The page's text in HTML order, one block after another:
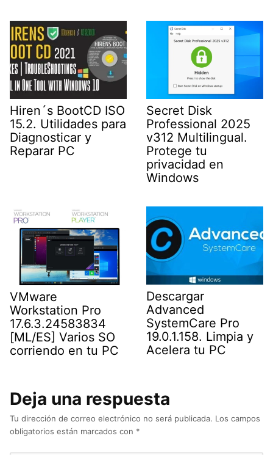
Hiren´s BootCD ISO
15.2. Utilidades para
Diagnosticar y
Reparar PC
Secret Disk
Professional 2025
v312 Multilingual.
Protege tu
privacidad en
Windows
VMware
Workstation Pro
17.6.3.24583834
[ML/ES] Varios SO
corriendo en tu PC
Descargar
Advanced
SystemCare Pro
19.0.1.158. Limpia y
Acelera tu PC
Deja una respuesta
Tu dirección de correo electrónico no será publicada. Los campos
obligatorios están marcados con *